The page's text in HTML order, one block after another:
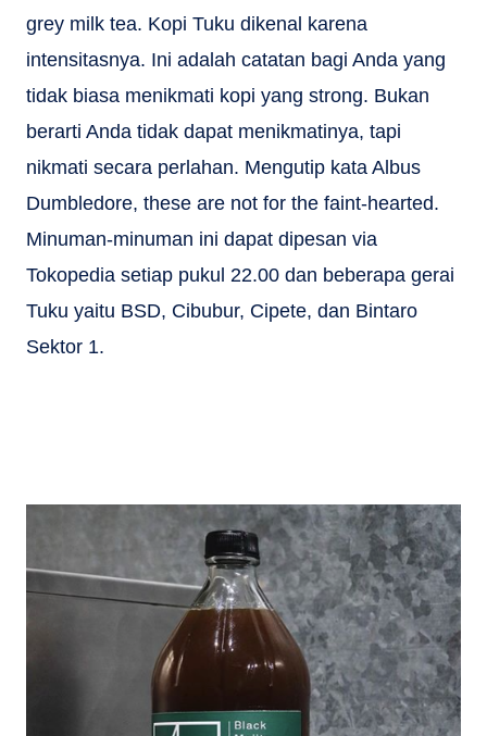
grey milk tea. Kopi Tuku dikenal karena
intensitasnya. Ini adalah catatan bagi Anda yang
tidak biasa menikmati kopi yang strong. Bukan
berarti Anda tidak dapat menikmatinya, tapi
nikmati secara perlahan. Mengutip kata Albus
Dumbledore, these are not for the faint-hearted.
Minuman-minuman ini dapat dipesan via
Tokopedia setiap pukul 22.00 dan beberapa gerai
Tuku yaitu BSD, Cibubur, Cipete, dan Bintaro
Sektor 1.